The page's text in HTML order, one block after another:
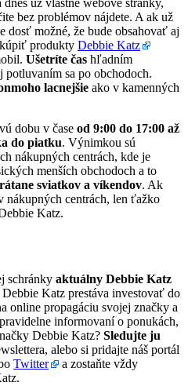
bez problémov nájdete. A ak už
dosť možné, že bude obsahovať aj
produkty Debbie Katz
Ušetríte čas hľadním
sa po obchodoch.
lacnejšie ako v kamenných
dobu v čase od 9:00 do 17:00 až
do piatku. Výnimkou sú
nákupných centrách, kde je
menších obchodoch a to
sviatkov a víkendov. Ak
nákupných centrách, len ťažko
Katz.
schránky aktuálny Debbie Katz
Katz prestáva investovať do
online propagáciu svojej značky a
informovaní o ponukách,
Debbie Katz? Sledujte ju
alebo si pridajte náš portál
Twitter
a zostaňte vždy